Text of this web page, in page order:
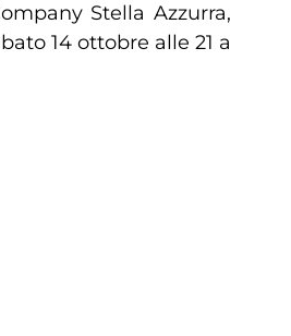
Stella Azzurra,
14 ottobre alle 21 a